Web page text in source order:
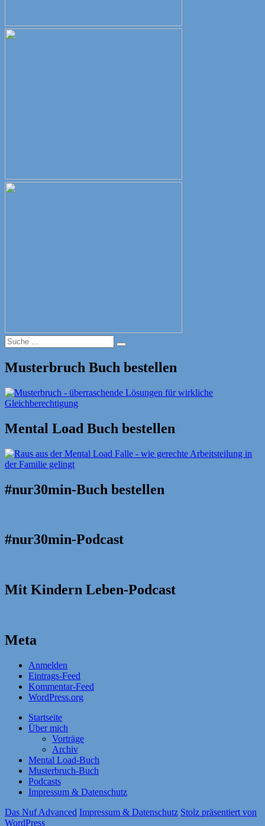
Suche
nach:
Suche
Musterbruch Buch bestellen
Mental Load Buch bestellen
#nur30min-Buch bestellen
#nur30min-Podcast
Mit Kindern Leben-Podcast
Meta
Anmelden
Eintrags-Feed
Kommentar-Feed
WordPress.org
Startseite
Über mich
Vorträge
Archiv
Mental Load-Buch
Musterbruch-Buch
Podcasts
Impressum & Datenschutz
Das Nuf Advanced Impressum & Datenschutz Stolz präsentiert von
WordPress